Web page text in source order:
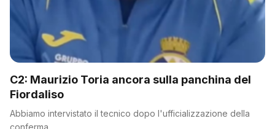
C2: Maurizio Toria ancora sulla panchina del
Fiordaliso
Abbiamo intervistato il tecnico dopo l'ufficializzazione della